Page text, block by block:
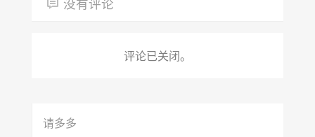
没有评论
评论已关闭。
请多多